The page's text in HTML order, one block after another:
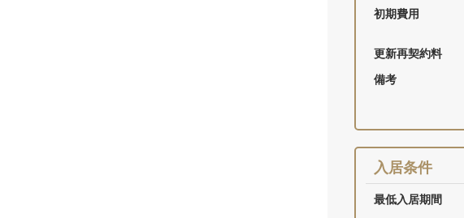
初期費用
更新再契約料
備考
入居条件
最低入居期間